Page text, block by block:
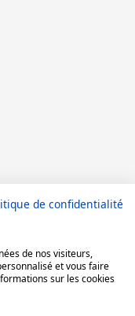
de confidentialité
de nos visiteurs,
et vous faire
sur les cookies